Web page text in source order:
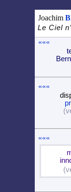
Joachim
Le Ciel
«««
«««
«««